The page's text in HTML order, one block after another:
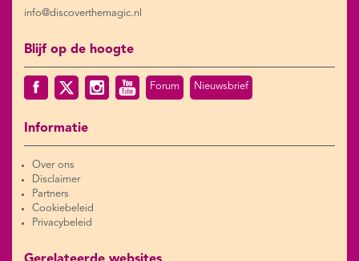
info@discoverthemagic.nl
Blijf op de hoogte
Forum Nieuwsbrief
Informatie
Over ons
Disclaimer
Partners
Cookiebeleid
Privacybeleid